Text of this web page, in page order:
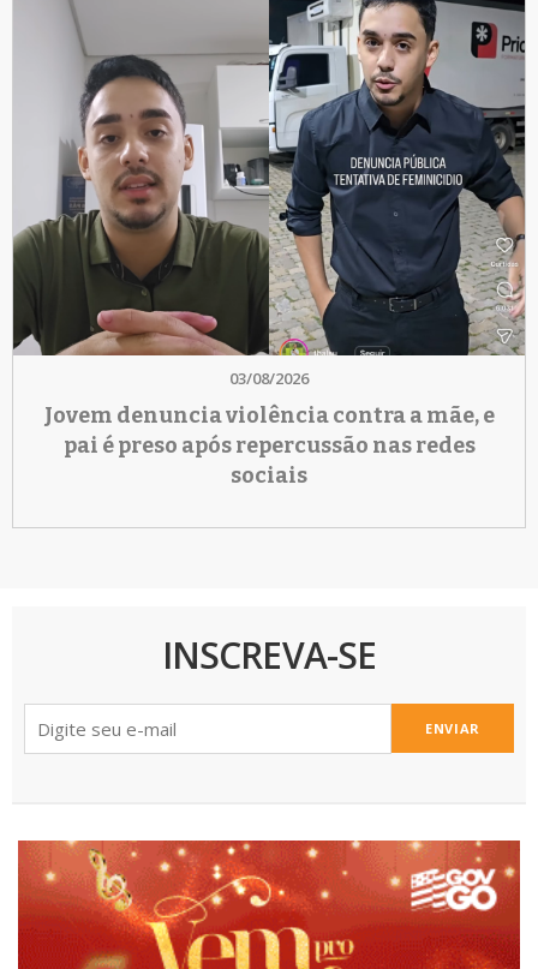
03/08/2026
Jovem denuncia violência contra a mãe, e
pai é preso após repercussão nas redes
sociais
INSCREVA-SE
ENVIAR